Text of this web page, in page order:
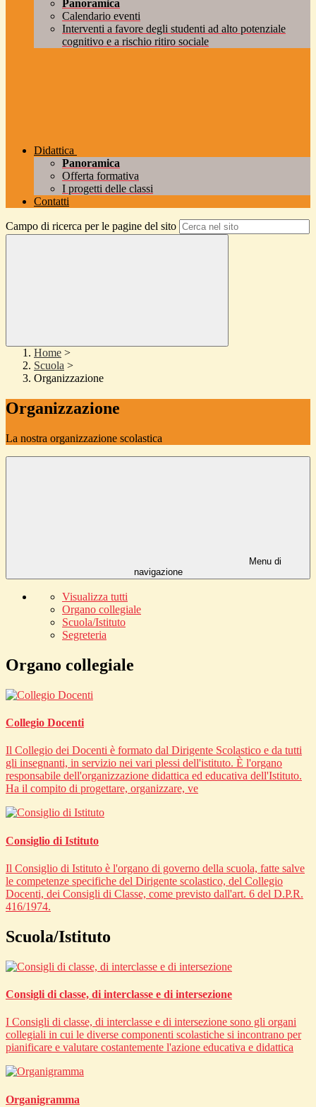
Panoramica
Calendario eventi
Interventi a favore degli studenti ad alto potenziale
cognitivo e a rischio ritiro sociale
Didattica
Panoramica
Offerta formativa
I progetti delle classi
Contatti
Campo di ricerca per le pagine del sito
Home >
Scuola >
Organizzazione
Organizzazione
La nostra organizzazione scolastica
Menu di
navigazione
Visualizza tutti
Organo collegiale
Scuola/Istituto
Segreteria
Organo collegiale
Collegio Docenti
Il Collegio dei Docenti è formato dal Dirigente Scolastico e da tutti
gli insegnanti, in servizio nei vari plessi dell'istituto. È l'organo
responsabile dell'organizzazione didattica ed educativa dell'Istituto.
Ha il compito di progettare, organizzare, ve
Consiglio di Istituto
Il Consiglio di Istituto è l'organo di governo della scuola, fatte salve
le competenze specifiche del Dirigente scolastico, del Collegio
Docenti, dei Consigli di Classe, come previsto dall'art. 6 del D.P.R.
416/1974.
Scuola/Istituto
Consigli di classe, di interclasse e di intersezione
I Consigli di classe, di interclasse e di intersezione sono gli organi
collegiali in cui le diverse componenti scolastiche si incontrano per
pianificare e valutare costantemente l'azione educativa e didattica
Organigramma